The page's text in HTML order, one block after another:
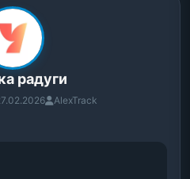
радуги
AlexTrack